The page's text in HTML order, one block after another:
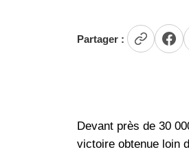
Partager :
Devant près de 30
victoire obtenue loin